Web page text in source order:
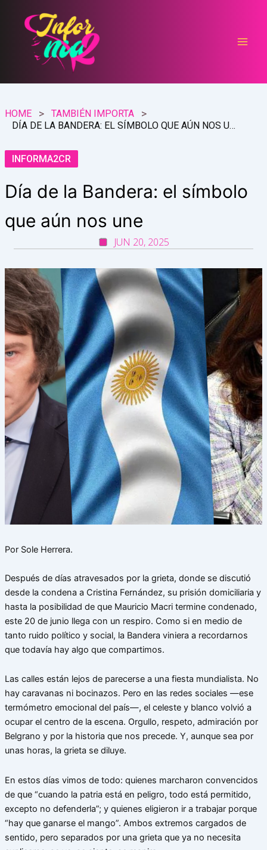
contenido
HOME
TAMBIÉN IMPORTA
DÍA DE LA BANDERA: EL SÍMBOLO QUE AÚN NOS UNE
INFORMA2CR
Día de la Bandera: el símbolo
que aún nos une
JUN 20, 2025
Por Sole Herrera.
Después de días atravesados por la grieta, donde se discutió
desde la condena a Cristina Fernández, su prisión domiciliaria y
hasta la posibilidad de que Mauricio Macri termine condenado,
este 20 de junio llega con un respiro. Como si en medio de
tanto ruido político y social, la Bandera viniera a recordarnos
que todavía hay algo que compartimos.
Las calles están lejos de parecerse a una fiesta mundialista. No
hay caravanas ni bocinazos. Pero en las redes sociales —ese
termómetro emocional del país—, el celeste y blanco volvió a
ocupar el centro de la escena. Orgullo, respeto, admiración por
Belgrano y por la historia que nos precede. Y, aunque sea por
unas horas, la grieta se diluye.
En estos días vimos de todo: quienes marcharon convencidos
de que “cuando la patria está en peligro, todo está permitido,
excepto no defenderla”; y quienes eligieron ir a trabajar porque
“hay que ganarse el mango”. Ambos extremos cargados de
sentido, pero separados por una grieta que ya no necesita